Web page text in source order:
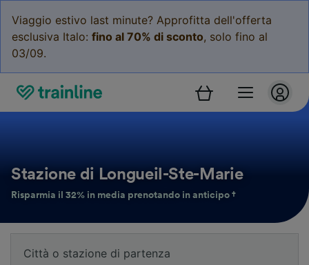
Viaggio estivo last minute? Approfitta dell'offerta
esclusiva Italo: fino al 70% di sconto, solo fino al
03/09.
Stazione di Longueil-Ste-Marie
Risparmia il 32% in media prenotando in anticipo †